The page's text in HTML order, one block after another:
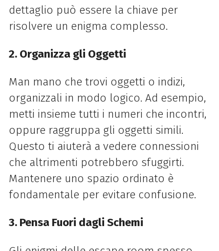
dettaglio può essere la chiave per
risolvere un enigma complesso.
2. Organizza gli Oggetti
Man mano che trovi oggetti o indizi,
organizzali in modo logico. Ad esempio,
metti insieme tutti i numeri che incontri,
oppure raggruppa gli oggetti simili.
Questo ti aiuterà a vedere connessioni
che altrimenti potrebbero sfuggirti.
Mantenere uno spazio ordinato è
fondamentale per evitare confusione.
3. Pensa Fuori dagli Schemi